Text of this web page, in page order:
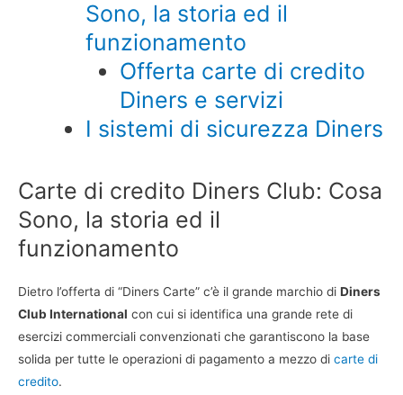
Sono, la storia ed il
funzionamento
Offerta carte di credito
Diners e servizi
I sistemi di sicurezza Diners
Carte di credito Diners Club: Cosa
Sono, la storia ed il
funzionamento
Dietro l’offerta di “Diners Carte” c’è il grande marchio di Diners
Club International con cui si identifica una grande rete di
esercizi commerciali convenzionati che garantiscono la base
solida per tutte le operazioni di pagamento a mezzo di carte di
credito.